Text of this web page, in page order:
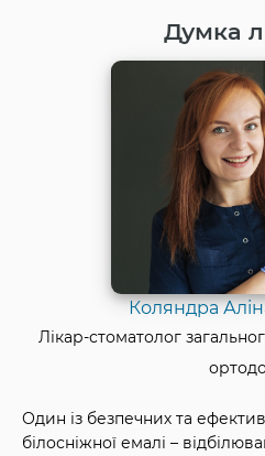
Думка
Коляндра
Лікар-стоматолог
Один із безпечних та
білосніжної емалі –